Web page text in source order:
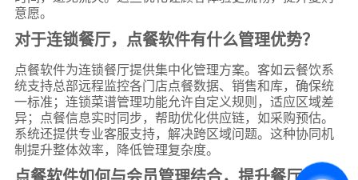
意愿。
对于连锁餐厅，点餐软件有什么管理优势？
点餐软件为连锁餐厅提供集中化管理方案。客如云餐饮系
统支持总部远程监控各门店点餐数据、销售和库，确保统
一标准；连锁菜谱管理功能允许自定义规则，适应区域差
异；点餐信息实时同步，帮助优化供应链，如采购预估。
系统还提供专业客服支持，解决跨区域问题。这种协同机
制提升整体效率，降低管理复杂度。
*联系方式
+86
*所属业态